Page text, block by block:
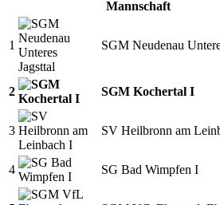
Mannschaft
1 SGM Neudenau
2 SGM Kochertal I
3 SV Heilbronn am
4 SG Bad Wimpfen I